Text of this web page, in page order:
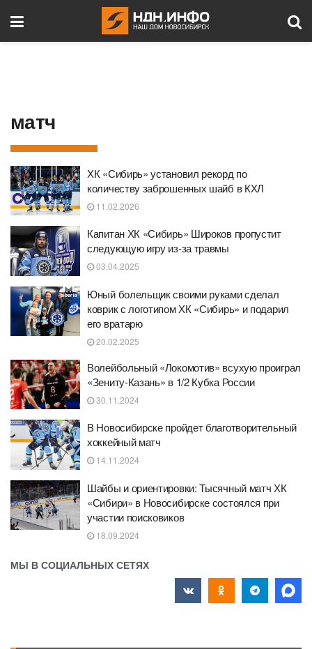
матч
ХК «Сибирь» установил рекорд по
количеству заброшенных шайб в КХЛ
11.02.2026
Капитан ХК «Сибирь» Широков пропустит
следующую игру из-за травмы
03.04.2025
Юный болельщик своими руками сделал
коврик с логотипом ХК «Сибирь» и подарил
его вратарю
20.02.2025
Волейбольный «Локомотив» всухую проиграл
«Зениту-Казань» в 1/2 Кубка России
30.11.2024
В Новосибирске пройдет благотворительный
хоккейный матч
14.11.2024
Шайбы и ориентировки: Тысячный матч ХК
«Сибири» в Новосибирске состоялся при
участии поисковиков
18.09.2024
МЫ В СОЦИАЛЬНЫХ СЕТЯХ